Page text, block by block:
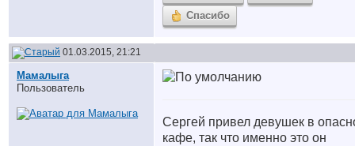
Спасибо
01.03.2015, 21:21
Мамалыга
Пользователь
Сергей привел девушек в
кафе, так что именно это он